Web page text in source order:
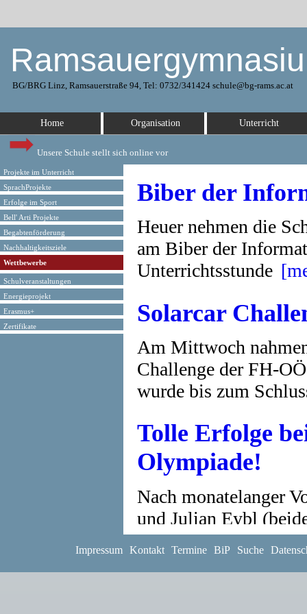
BG/BRG Linz, Ramsauerstraße 94, Tel: 0732/341424 schule@bg-rams.ac.at
Unsere Schule stellt sich online vor
Home Organisation Unterricht
Projekte im Unterricht
SprachProjekte
Erfolge im Sport
Bell' Arti Projekte
Begabtenförderung
Nachhaltigkeitsziele
Wettbewerbe
Schulveranstaltungen
Energieprojekt
Erasmus+
Zertifikate
Biber der
Heuer nehmen die
am Biber der
Unterrichtsstunde
Solarcar
Am Mittwoch
Challenge der FH-
wurde bis zum
Tolle Erfolge
Olympiade!
Nach monatelanger
und Julian Eybl
Landeswettbewerb
Impressum Kontakt Termine BiP Suche